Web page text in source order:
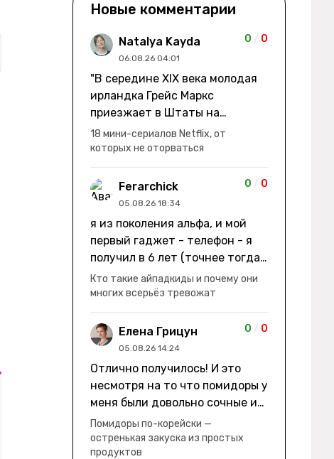
Новые комментарии
Natalya Kayda
06.08.26 04:01
0 / 0
"В середине XIX века молодая
ирландка Грейс Маркс
приезжает в Штаты на
заработки" не на заработки -
она иммигрирует с семьей и не
в США, а в Канаду "заниматься
сексом ради удовольствия, а
не для зачатия" - героиня уже
ее побега из общины. не в
первый раз замечаю такие
косяки. с ИИ пишете? :)
18 мини-сериалов Netflix, от
которых не оторваться
Ferarchick
05.08.26 18:34
0 / 0
я из поколения альфа, и мой
первый гаджет - телефон - я
получил в 6 лет (точнее тогда
мне уже было почти 7), потом
его отобрали и я просто
смотрел телик, потом мне
подарили ноутбук, который у
меня до сих пор. ну а в этом
уже другую модель т.к та была
старая и пароль я от него
забыл
Кто такие айпадкиды и почему они
многих всерьёз тревожат
Елена Грицун
05.08.26 14:24
0 / 0
Отлично получилось! И это
несмотря на то что помидоры у
меня были довольно сочные и
водянистые. Ну, зато теперь
полно острой салатной жижи ))
Помидоры по-корейски —
остренькая закуска из простых
продуктов